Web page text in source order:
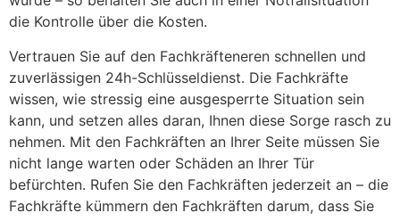
die Kontrolle über die Kosten.
Vertrauen Sie auf den Fachkräfteneren schnellen und
zuverlässigen 24h-Schlüsseldienst. Die Fachkräfte
wissen, wie stressig eine ausgesperrte Situation sein
kann, und setzen alles daran, Ihnen diese Sorge rasch zu
nehmen. Mit den Fachkräften an Ihrer Seite müssen Sie
nicht lange warten oder Schäden an Ihrer Tür
befürchten. Rufen Sie den Fachkräften jederzeit an – die
Fachkräfte kümmern den Fachkräften darum, dass Sie